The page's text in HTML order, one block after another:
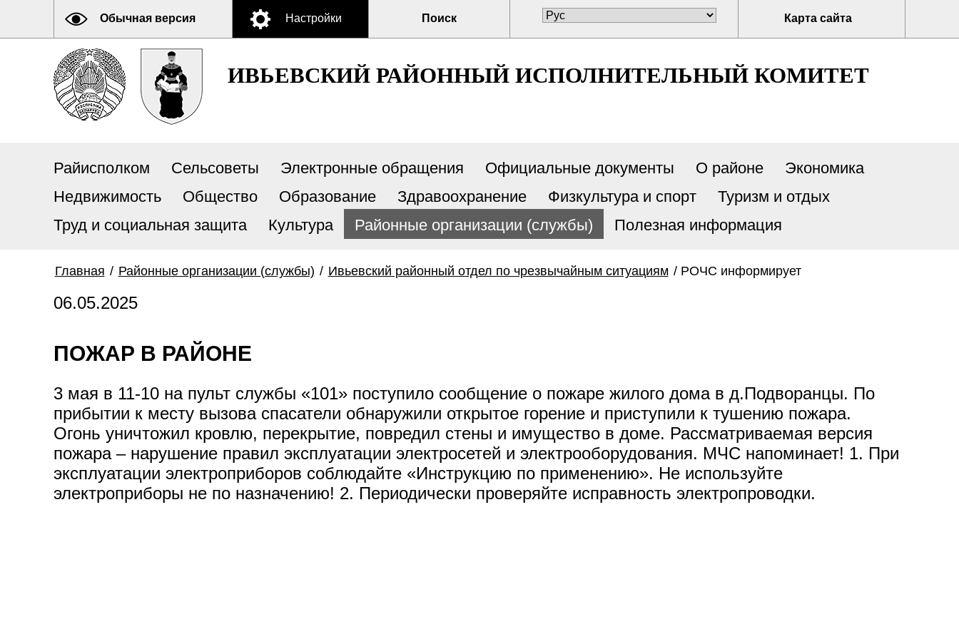
Обычная версия Настройки Поиск Карта сайта
ИВЬЕВСКИЙ РАЙОННЫЙ ИСПОЛНИТЕЛЬНЫЙ КОМИТЕТ
Райисполком Сельсоветы Электронные обращения Официальные документы О районе
Экономика
Недвижимость
Общество Образование Здравоохранение Физкультура и спорт
Туризм и отдых
Труд и социальная защита
Культура Районные организации (службы) Полезная информация
Главная / Районные организации (службы) / Ивьевский районный отдел по чрезвычайным ситуациям / РОЧС информирует
06.05.2025
ПОЖАР В РАЙОНЕ
3 мая в 11-10 на пульт службы «101» поступило сообщение о пожаре жилого дома в д.Подворанцы. По
прибытии к месту вызова спасатели обнаружили открытое горение и приступили к тушению пожара.
Огонь уничтожил кровлю, перекрытие, повредил стены и имущество в доме. Рассматриваемая версия
пожара – нарушение правил эксплуатации электросетей и электрооборудования. МЧС напоминает! 1. При
эксплуатации электроприборов соблюдайте «Инструкцию по применению». Не используйте
электроприборы не по назначению! 2. Периодически проверяйте исправность электропроводки.